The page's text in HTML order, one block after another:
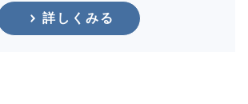
詳しくみる